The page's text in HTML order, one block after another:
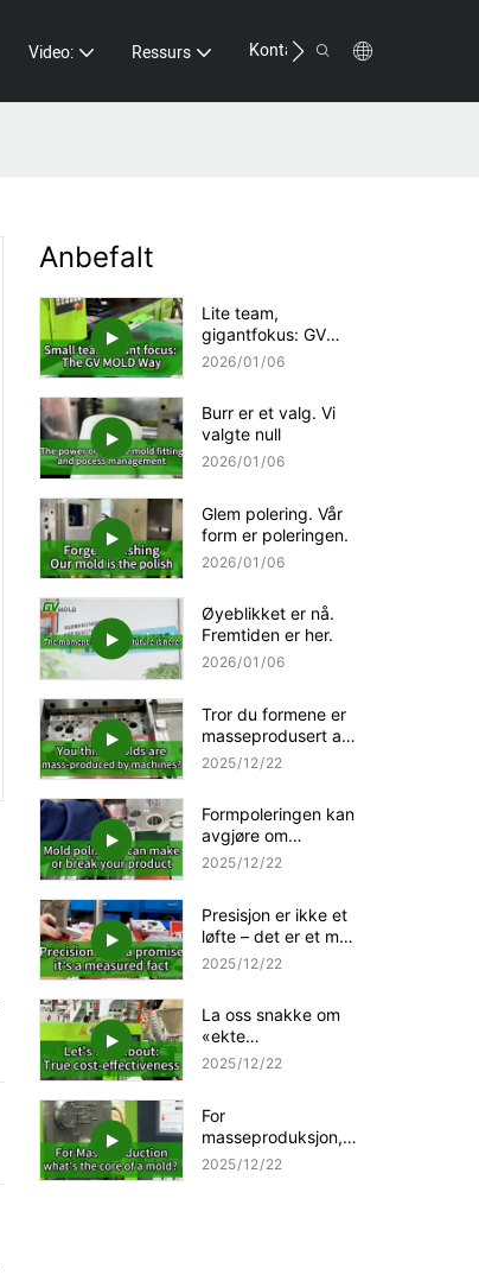
Video: Ressurs Kontakt
Anbefalt
Lite team,
gigantfokus: GV
MOLD-måten
2026 01 06
Burr er et valg. Vi
valgte null
2026 01 06
Glem polering. Vår
form er poleringen.
2026 01 06
Øyeblikket er nå.
Fremtiden er her.
2026 01 06
Tror du formene er
masseprodusert av
maskiner?
2025 12 22
Formpoleringen kan
avgjøre om
produktet ditt er
2025 12 22
Presisjon er ikke et
løfte – det er et målt
faktum.
2025 12 22
La oss snakke om
«ekte
kostnadseffektivitet
2025 12 22
For
masseproduksjon,
hva er kjernen i en
2025 12 22